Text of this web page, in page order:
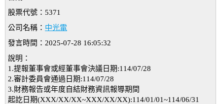
股票代號：5371
公司名稱： 中光電
發言時間：2025-07-28 16:05:32
說明：
1.提報董事會或經董事會決議日期:114/07/28
2.審計委員會通過日期:114/07/28
3.財務報告或年度自結財務資訊報導期間
起訖日期(XXX/XX/XX~XXX/XX/XX):114/01/01~114/06/31